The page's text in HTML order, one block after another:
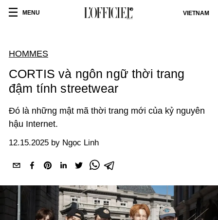
MENU VIETNAM
HOMMES
CORTIS và ngôn ngữ thời trang
đậm tính streetwear
Đó là những mật mã thời trang mới của kỷ nguyên
hậu Internet.
12.15.2025 by Ngọc Linh